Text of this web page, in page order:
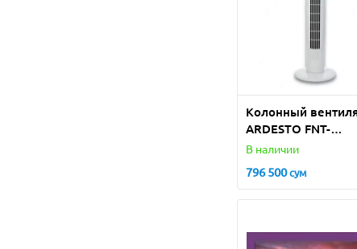
Колонный
ARDESTO FNT-
R44X1WY22
В наличии
796 500сум